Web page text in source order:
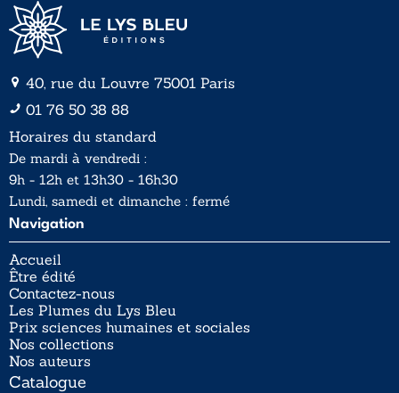
40, rue du Louvre 75001 Paris
01 76 50 38 88
Horaires du standard
De mardi à vendredi :
9h - 12h et 13h30 - 16h30
Lundi, samedi et dimanche : fermé
Navigation
Accueil
Être édité
Contactez-nous
Les Plumes du Lys Bleu
Prix sciences humaines et sociales
Nos collections
Nos auteurs
Catalogue